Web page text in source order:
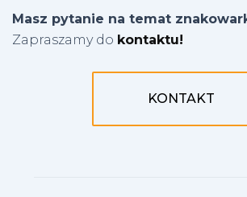
Masz pytanie na temat
Zapraszamy do kontaktu!
KONTAKT